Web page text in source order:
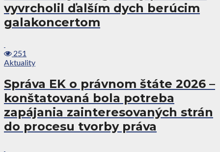
vyvrcholil ďalším dych berúcim
galakoncertom
251
Aktuality
Správa EK o právnom štáte 2026 –
konštatovaná bola potreba
zapájania zainteresovaných strán
do procesu tvorby práva